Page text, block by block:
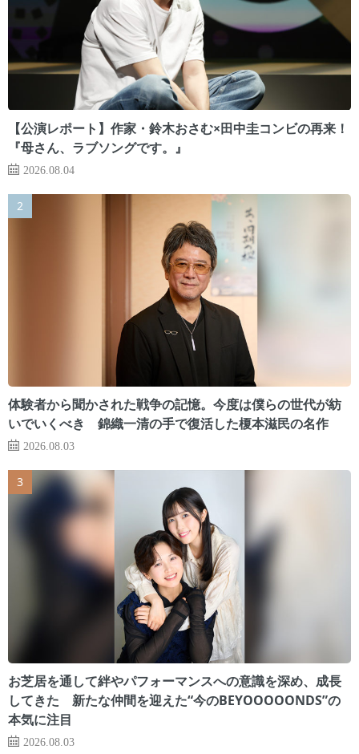
【公演レポート】作家・鈴木おさむ×田中圭コンビの再来！
『母さん、ラブソングです。』
2026.08.04
体験者から聞かされた戦争の記憶。今度は僕らの世代が紡
いでいくべき 錦織一清の手で復活した榎本滋民の名作
2026.08.03
お芝居を通して絆やパフォーマンスへの意識を深め、成長
してきた 新たな仲間を迎えた“今のBEYOOOOONDS”の
本気に注目
2026.08.03